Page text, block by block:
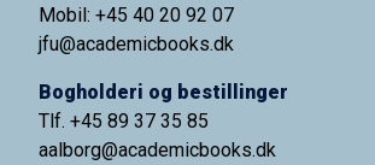
Mobil: +45 40 20 92 07
jfu@academicbooks.dk
Bogholderi og bestillinger
Tlf. +45 89 37 35 85
aalborg@academicbooks.dk